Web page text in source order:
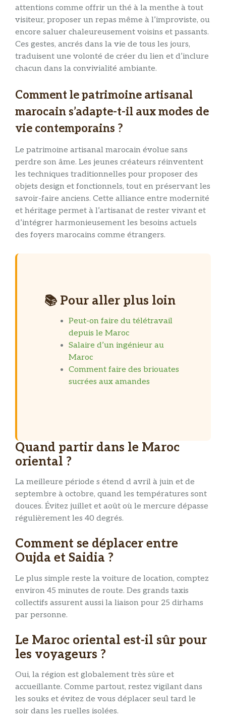
attentions comme offrir un thé à la menthe à tout
visiteur, proposer un repas même à l’improviste, ou
encore saluer chaleureusement voisins et passants.
Ces gestes, ancrés dans la vie de tous les jours,
traduisent une volonté de créer du lien et d’inclure
chacun dans la convivialité ambiante.
Comment le patrimoine artisanal
marocain s’adapte-t-il aux modes de
vie contemporains ?
Le patrimoine artisanal marocain évolue sans
perdre son âme. Les jeunes créateurs réinventent
les techniques traditionnelles pour proposer des
objets design et fonctionnels, tout en préservant les
savoir-faire anciens. Cette alliance entre modernité
et héritage permet à l’artisanat de rester vivant et
d’intégrer harmonieusement les besoins actuels
des foyers marocains comme étrangers.
📚 Pour aller plus loin
Peut-on faire du télétravail
depuis le Maroc
Salaire d’un ingénieur au
Maroc
Comment faire des briouates
sucrées aux amandes
Quand partir dans le Maroc
oriental ?
La meilleure période s étend d avril à juin et de
septembre à octobre, quand les températures sont
douces. Évitez juillet et août où le mercure dépasse
régulièrement les 40 degrés.
Comment se déplacer entre
Oujda et Saidia ?
Le plus simple reste la voiture de location, comptez
environ 45 minutes de route. Des grands taxis
collectifs assurent aussi la liaison pour 25 dirhams
par personne.
Le Maroc oriental est-il sûr pour
les voyageurs ?
Oui, la région est globalement très sûre et
accueillante. Comme partout, restez vigilant dans
les souks et évitez de vous déplacer seul tard le
soir dans les ruelles isolées.